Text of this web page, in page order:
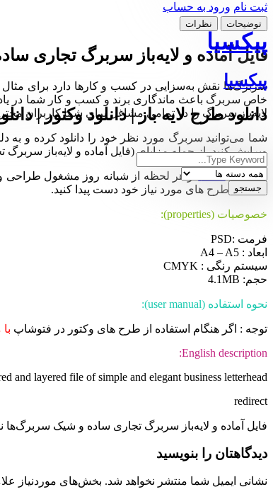
ثبت نام ورود به حساب
پیکسیا
پیکسیا
دانلود طرح لایه باز | دانلود وکتور |
توضیحات نظرات
فایل آماده و لایه‌باز سربرگ تجاری
سربرگ‌ها نقش به‌سزایی در کسب و کارها دارد برای مثال
خاص سربرگ باعث ماندگاری برند و کسب و کار شما در
لایه‌باز سربرگ را در تمامی مشاغل برای شما کاربران
شما می‌توانید سربرگ‌ مورد نظر خود را دانلود کرده و به
ویرایش کنید. از جمله مزایای (فایل آماده و لایه‌باز
مجموعه Pixia
در هر لحظه از شبانه روز مشغول طراحی و
ساده به طرح های مورد نیاز خود دست پیدا کنید.
خصوصیات (properties):
فرمت :PSD
ابعاد : A4 – A5
سیستم رنگی : CMYK
حجم: 4.1MB
نحوه استفاده (user manual):
توجه : اگر هنگام استفاده از طرح های وکتور در فتوشاپ
English description:
and layered file of simple and elegant business letterhead
redirect
فایل آماده و لایه‌باز سربرگ تجاری ساده و شیک
دیدگاهتان را بنویسید
نشانی ایمیل شما منتشر نخواهد شد. بخش‌های موردنیاز